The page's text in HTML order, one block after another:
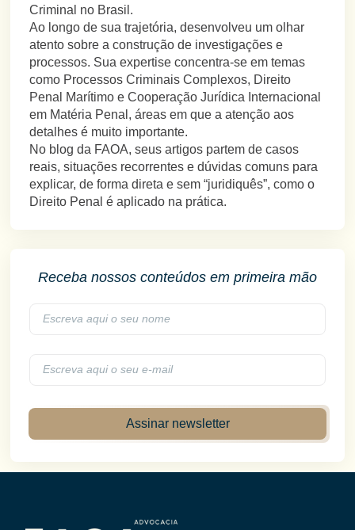
Criminal no Brasil.
Ao longo de sua trajetória, desenvolveu um olhar
atento sobre a construção de investigações e
processos. Sua expertise concentra-se em temas
como Processos Criminais Complexos, Direito
Penal Marítimo e Cooperação Jurídica Internacional
em Matéria Penal, áreas em que a atenção aos
detalhes é muito importante.
No blog da FAOA, seus artigos partem de casos
reais, situações recorrentes e dúvidas comuns para
explicar, de forma direta e sem “juridiquês”, como o
Direito Penal é aplicado na prática.
Receba nossos conteúdos em primeira mão
Assinar newsletter